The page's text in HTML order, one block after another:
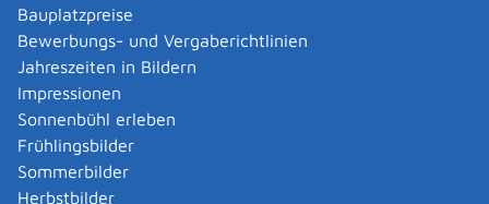
Bauplatzpreise
Bewerbungs- und Vergaberichtlinien
Jahreszeiten in Bildern
Impressionen
Sonnenbühl erleben
Frühlingsbilder
Sommerbilder
Herbstbilder
Für Investitionen: Laden Sie in Schritt 4 der
Antragstellung die erforderliche Unterlage (siehe
unten) hoch.
Schicken Sie den Antrag online bis 31.03. ab.
Sie erhalten eine automatisch generierte
Sendebestätigung.
Beim Vorliegen aller förderrechtlichen